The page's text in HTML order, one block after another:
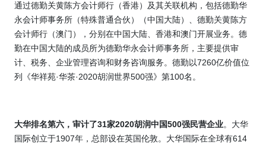
通过德勤关黄陈方会计师行（香港）及其关联机构，包括德勤华
永会计师事务所（特殊普通合伙）（中国大陆）、德勤关黄陈方
会计师行（澳门），分别在中国大陆、香港和澳门开展业务。德
勤在中国大陆的成员所为德勤华永会计师事务所，主要提供审
计、税务、企业管理咨询和财务咨询服务。德勤以7260亿价值位
列《华祥苑·华茶·2020胡润世界500强》第100名。
大华排名第六，审计了31家2020胡润中国500强民营企业。大华
国际创立于1907年，总部设在英国伦敦。大华国际在全球有614